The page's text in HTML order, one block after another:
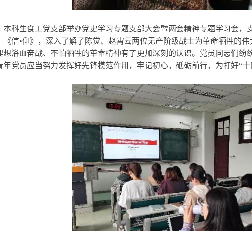
科生食工党支部举办党史学习专题支部大会暨两会精神专题学习会，
《信•仰》，深入了解了陈觉、赵霄云两位无产阶级战士为革命牺牲的
想浴血奋战、不怕牺牲的革命精神有了更加深刻的认识。党员同志们纷
年党员应当努力发挥好先锋模范作用，牢记初心，砥砺前行，为打好“十